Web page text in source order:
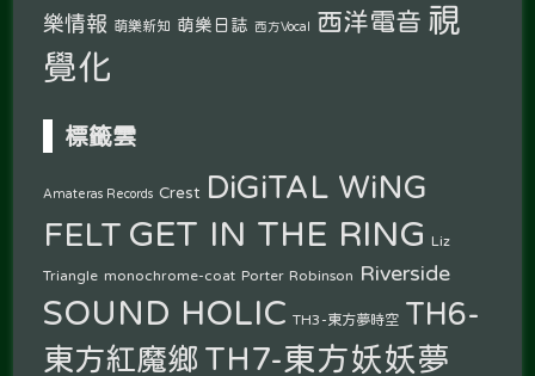
樂情報 萌樂新知 萌樂日誌 西方Vocal 西洋電音 視
覺化
標籤雲
Amateras Records Crest DiGiTAL WiNG
FELT GET IN THE RING Liz
Triangle monochrome-coat Porter Robinson Riverside
SOUND HOLIC TH3-東方夢時空 TH6-
東方紅魔鄉 TH7-東方妖妖夢